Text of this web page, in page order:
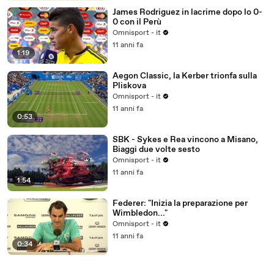
1:19
James Rodriguez in lacrime dopo lo 0-
0 con il Perù
Omnisport - it
11 anni fa
0:53
Aegon Classic, la Kerber trionfa sulla
Pliskova
Omnisport - it
11 anni fa
1:54
SBK - Sykes e Rea vincono a Misano,
Biaggi due volte sesto
Omnisport - it
11 anni fa
0:34
Federer: "Inizia la preparazione per
Wimbledon..."
Omnisport - it
11 anni fa